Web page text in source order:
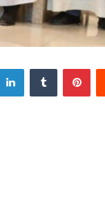
LinkedInTumblr